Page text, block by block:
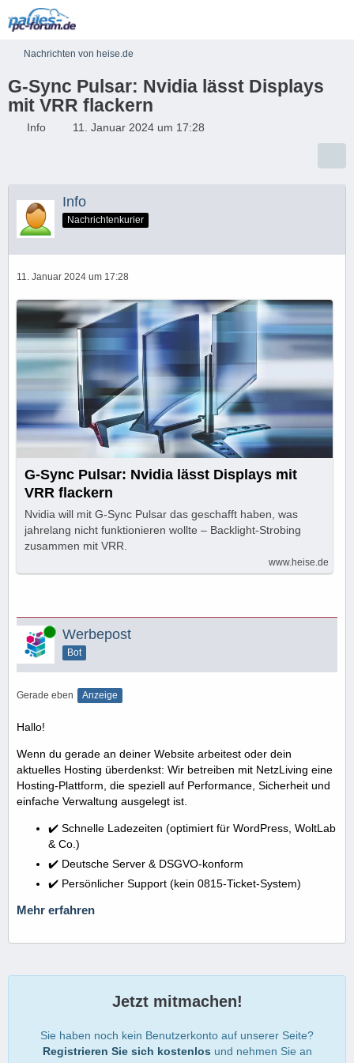
Nachrichten von heise.de
G-Sync Pulsar: Nvidia lässt Displays
mit VRR flackern
Info 11. Januar 2024 um 17:28
Info
Nachrichtenkurier
11. Januar 2024 um 17:28
G-Sync Pulsar: Nvidia lässt Displays mit
VRR flackern
Nvidia will mit G-Sync Pulsar das geschafft haben, was
jahrelang nicht funktionieren wollte – Backlight-Strobing
zusammen mit VRR.
www.heise.de
Online Werbepost
Bot
Gerade eben Anzeige
Hallo!
Wenn du gerade an deiner Website arbeitest oder dein
aktuelles Hosting überdenkst: Wir betreiben mit NetzLiving eine
Hosting-Plattform, die speziell auf Performance, Sicherheit und
einfache Verwaltung ausgelegt ist.
✔️ Schnelle Ladezeiten (optimiert für WordPress, WoltLab
& Co.)
✔️ Deutsche Server & DSGVO-konform
✔️ Persönlicher Support (kein 0815-Ticket-System)
Mehr erfahren
Jetzt mitmachen!
Sie haben noch kein Benutzerkonto auf unserer Seite?
Registrieren Sie sich kostenlos und nehmen Sie an